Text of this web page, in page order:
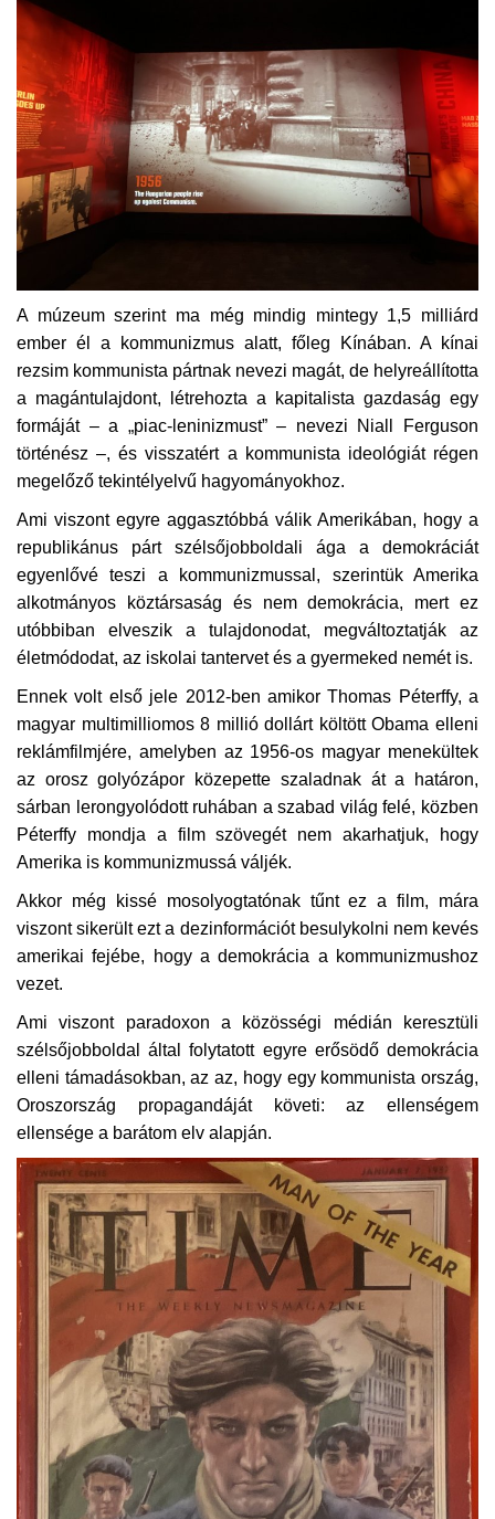
A múzeum szerint ma még mindig mintegy 1,5 milliárd
ember él a kommunizmus alatt, főleg Kínában. A kínai
rezsim kommunista pártnak nevezi magát, de helyreállította
a magántulajdont, létrehozta a kapitalista gazdaság egy
formáját – a „piac-leninizmust” – nevezi Niall Ferguson
történész –, és visszatért a kommunista ideológiát régen
megelőző tekintélyelvű hagyományokhoz.
Ami viszont egyre aggasztóbbá válik Amerikában, hogy a
republikánus párt szélsőjobboldali ága a demokráciát
egyenlővé teszi a kommunizmussal, szerintük Amerika
alkotmányos köztársaság és nem demokrácia, mert ez
utóbbiban elveszik a tulajdonodat, megváltoztatják az
életmódodat, az iskolai tantervet és a gyermeked nemét is.
Ennek volt első jele 2012-ben amikor Thomas Péterffy, a
magyar multimilliomos 8 millió dollárt költött Obama elleni
reklámfilmjére, amelyben az 1956-os magyar menekültek
az orosz golyózápor közepette szaladnak át a határon,
sárban lerongyolódott ruhában a szabad világ felé, közben
Péterffy mondja a film szövegét nem akarhatjuk, hogy
Amerika is kommunizmussá váljék.
Akkor még kissé mosolyogtatónak tűnt ez a film, mára
viszont sikerült ezt a dezinformációt besulykolni nem kevés
amerikai fejébe, hogy a demokrácia a kommunizmushoz
vezet.
Ami viszont paradoxon a közösségi médián keresztüli
szélsőjobboldal által folytatott egyre erősödő demokrácia
elleni támadásokban, az az, hogy egy kommunista ország,
Oroszország propagandáját követi: az ellenségem
ellensége a barátom elv alapján.